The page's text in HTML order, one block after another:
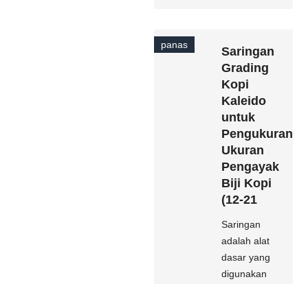
panas
Saringan
Grading
Kopi
Kaleido
untuk
Pengukuran
Ukuran
Pengayak
Biji Kopi
(12-21
Saringan
adalah alat
dasar yang
digunakan